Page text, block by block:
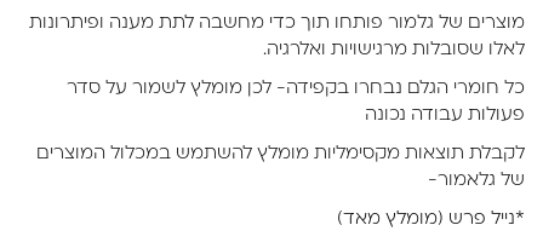
מוצרים של גלמור פותחו תוך כדי מחשבה לתת מענה ופיתרונות
לאלו שסובלות מרגישויות ואלרגיה.
כל חומרי הגלם נבחרו בקפידה- לכן מומלץ לשמור על סדר
פעולות עבודה נכונה
לקבלת תוצאות מקסימליות מומלץ להשתמש במכלול המוצרים
של גלאמור-
*נייל פרש (מומלץ מאד)